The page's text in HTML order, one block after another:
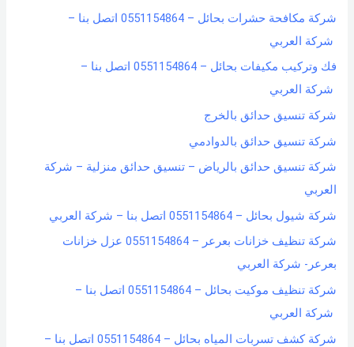
شركة مكافحة حشرات بحائل – 0551154864 اتصل بنا –
شركة العربي
فك وتركيب مكيفات بحائل – 0551154864 اتصل بنا –
شركة العربي
شركة تنسيق حدائق بالخرج
شركة تنسيق حدائق بالدوادمي
شركة تنسيق حدائق بالرياض – تنسيق حدائق منزلية – شركة
العربي
شركة شيول بحائل – 0551154864 اتصل بنا – شركة العربي
شركة تنظيف خزانات بعرعر – 0551154864 عزل خزانات
بعرعر- شركة العربي
شركة تنظيف موكيت بحائل – 0551154864 اتصل بنا –
شركة العربي
شركة كشف تسربات المياه بحائل – 0551154864 اتصل بنا –